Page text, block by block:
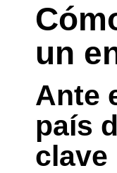
un
Ante
país
clave